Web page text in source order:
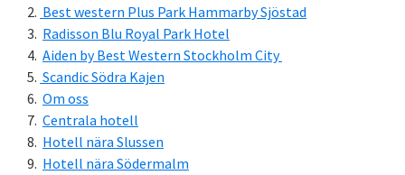
Best western Plus Park Hammarby Sjöstad
Radisson Blu Royal Park Hotel
Aiden by Best Western Stockholm City
Scandic Södra Kajen
Om oss
Centrala hotell
Hotell nära Slussen
Hotell nära Södermalm